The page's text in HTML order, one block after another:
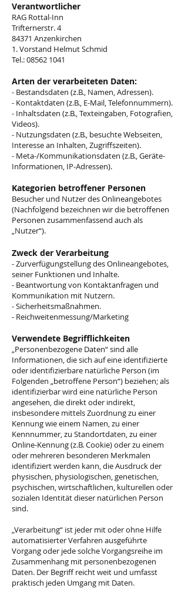
Verantwortlicher
RAG Rottal-Inn
Trifternerstr. 4
84371 Anzenkirchen
1. Vorstand Helmut Schmid
Tel.:08562 1041
Arten der verarbeiteten Daten:
- Bestandsdaten (z.B., Namen, Adressen).
- Kontaktdaten (z.B., E-Mail, Telefonnummern).
- Inhaltsdaten (z.B., Texteingaben, Fotografien,
Videos).
- Nutzungsdaten (z.B., besuchte Webseiten,
Interesse an Inhalten, Zugriffszeiten).
- Meta-/Kommunikationsdaten (z.B., Geräte-
Informationen, IP-Adressen).
Kategorien betroffener Personen
Besucher und Nutzer des Onlineangebotes
(Nachfolgend bezeichnen wir die betroffenen
Personen zusammenfassend auch als
„Nutzer“).
Zweck der Verarbeitung
- Zurverfügungstellung des Onlineangebotes,
seiner Funktionen und Inhalte.
- Beantwortung von Kontaktanfragen und
Kommunikation mit Nutzern.
- Sicherheitsmaßnahmen.
- Reichweitenmessung/Marketing
Verwendete Begrifflichkeiten
„Personenbezogene Daten“ sind alle
Informationen, die sich auf eine identifizierte
oder identifizierbare natürliche Person (im
Folgenden „betroffene Person“) beziehen; als
identifizierbar wird eine natürliche Person
angesehen, die direkt oder indirekt,
insbesondere mittels Zuordnung zu einer
Kennung wie einem Namen, zu einer
Kennnummer, zu Standortdaten, zu einer
Online-Kennung (z.B. Cookie) oder zu einem
oder mehreren besonderen Merkmalen
identifiziert werden kann, die Ausdruck der
physischen, physiologischen, genetischen,
psychischen, wirtschaftlichen, kulturellen oder
sozialen Identität dieser natürlichen Person
sind.
„Verarbeitung“ ist jeder mit oder ohne Hilfe
automatisierter Verfahren ausgeführte
Vorgang oder jede solche Vorgangsreihe im
Zusammenhang mit personenbezogenen
Daten. Der Begriff reicht weit und umfasst
praktisch jeden Umgang mit Daten.